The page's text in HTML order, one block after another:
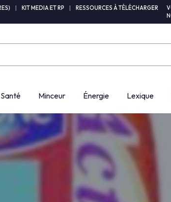
KIT MEDIA ET RP
RESSOURCES À TÉLÉCHARGER
Santé Minceur Énergie Lexique